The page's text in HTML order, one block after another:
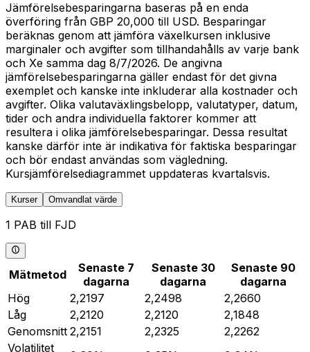
Jämförelsebesparingarna baseras på en enda
överföring från GBP 20,000 till USD. Besparingar
beräknas genom att jämföra växelkursen inklusive
marginaler och avgifter som tillhandahålls av varje bank
och Xe samma dag 8/7/2026. De angivna
jämförelsebesparingarna gäller endast för det givna
exemplet och kanske inte inkluderar alla kostnader och
avgifter. Olika valutaväxlingsbelopp, valutatyper, datum,
tider och andra individuella faktorer kommer att
resultera i olika jämförelsebesparingar. Dessa resultat
kanske därför inte är indikativa för faktiska besparingar
och bör endast användas som vägledning.
Kursjämförelsediagrammet uppdateras kvartalsvis.
Kurser Omvandlat värde
1 PAB till FJD
Mätmetod
Senaste 7
dagarna
Senaste 30
dagarna
Senaste 90
dagarna
Hög
2,2197 2,2498
2,2660
Låg
2,2120 2,2120
2,1848
Genomsnitt 2,2151 2,2325
2,2262
Volatilitet